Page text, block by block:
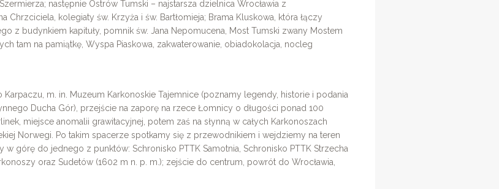
następnie Ostrów Tumski – najstarsza dzielnica Wrocławia z
Chrzciciela, kolegiaty św. Krzyża i św. Bartłomieja; Brama Kluskowa, która łączy
z budynkiem kapituły, pomnik św. Jana Nepomucena, Most Tumski zwany Mostem
tam na pamiątkę, Wyspa Piaskowa, zakwaterowanie, obiadokolacja, nocleg
m. in. Muzeum Karkonoskie Tajemnice (poznamy legendy, historie i podania
Ducha Gór), przejście na zaporę na rzece Łomnicy o długości ponad 100
miejsce anomalii grawitacyjnej, potem zaś na słynną w całych Karkonoszach
Norwegi. Po takim spacerze spotkamy się z przewodnikiem i wejdziemy na teren
górę do jednego z punktów: Schronisko PTTK Samotnia, Schronisko PTTK Strzecha
oraz Sudetów (1602 m n. p. m.); zejście do centrum, powrót do Wrocławia,